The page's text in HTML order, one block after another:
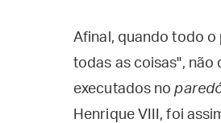
Afinal, quando todo o
todas as coisas", não
executados no
Henrique VIII, foi